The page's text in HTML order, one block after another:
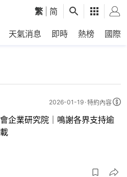
繁 简
天氣消息 即時 熱榜 國際
2026-01-19 特約內容
企業研究院｜鳴謝各界支持逾